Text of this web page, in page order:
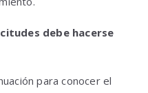
debe hacerse
para conocer el